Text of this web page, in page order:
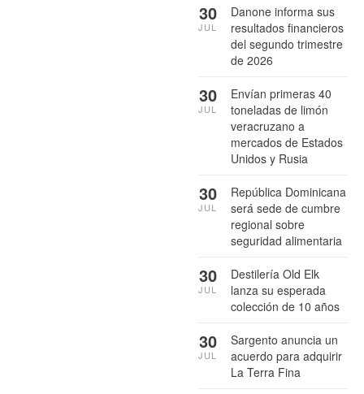
Danone informa sus
resultados financieros
del segundo trimestre
de 2026
30
JUL
Envían primeras 40
toneladas de limón
veracruzano a
mercados de Estados
Unidos y Rusia
30
JUL
República Dominicana
será sede de cumbre
regional sobre
seguridad alimentaria
30
JUL
Destilería Old Elk
lanza su esperada
colección de 10 años
30
JUL
Sargento anuncia un
acuerdo para adquirir
La Terra Fina
30
JUL